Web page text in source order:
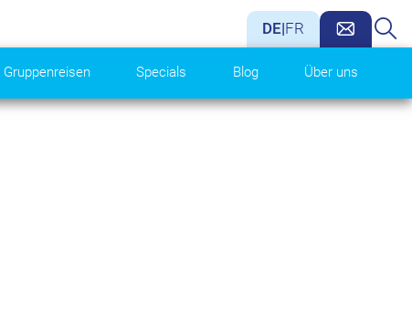
DE|FR
Gruppenreisen Specials Blog Über uns